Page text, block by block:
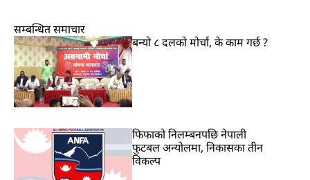
सम्बन्धित समाचार
बन्यो ८ दलको मोर्चा, के काम गर्छ ?
फिफाको निलम्बनपछि नेपाली
फुटबल अन्योलमा, निकासका तीन
विकल्प